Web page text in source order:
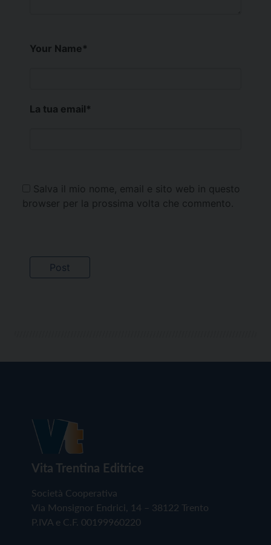
Your Name*
La tua email*
Salva il mio nome, email e sito web in questo
browser per la prossima volta che commento.
Vita Trentina Editrice
Società Cooperativa
Via Monsignor Endrici, 14 – 38122 Trento
P.IVA e C.F. 00199960220